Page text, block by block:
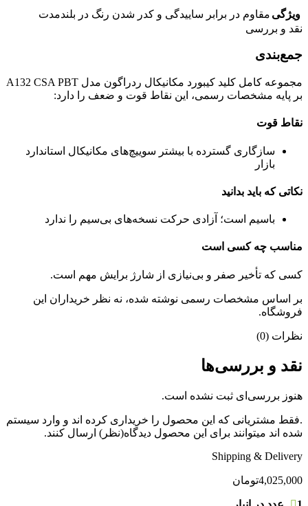
ویژگی مقاوم در برابر ساییدگی و کدر شدن رنگ در بلندمدت
نقد و بررسی
جمع‌بندی
مجموعه کامل کلید کیبورد مکانیکال ردراگون مدل A132 CSA PBT
بر پایه مشخصات رسمی، این نقاط قوت و ضعف را دارد:
نقاط قوت
سازگاری گسترده با بیشتر سوییچ‌های مکانیکال استاندارد
بازار
نکاتی که باید بدانید
باسیم است؛ آزادی حرکت نسخه‌های بی‌سیم را ندارد
مناسب چه کسی است
کسی که تأخیر صفر و بی‌نیازی از شارژ برایش مهم است.
بر اساس مشخصات رسمی نوشته شده، نه نظر خریداران این
فروشگاه.
نظرات (0)
نقد و بررسی‌ها
هنوز بررسی‌ای ثبت نشده است.
.فقط مشتریانی که این محصول را خریداری کرده اند و وارد سیستم
شده اند میتوانند برای این محصول دیدگاه(نظر) ارسال کنند.
Shipping & Delivery
4,025,000تومان